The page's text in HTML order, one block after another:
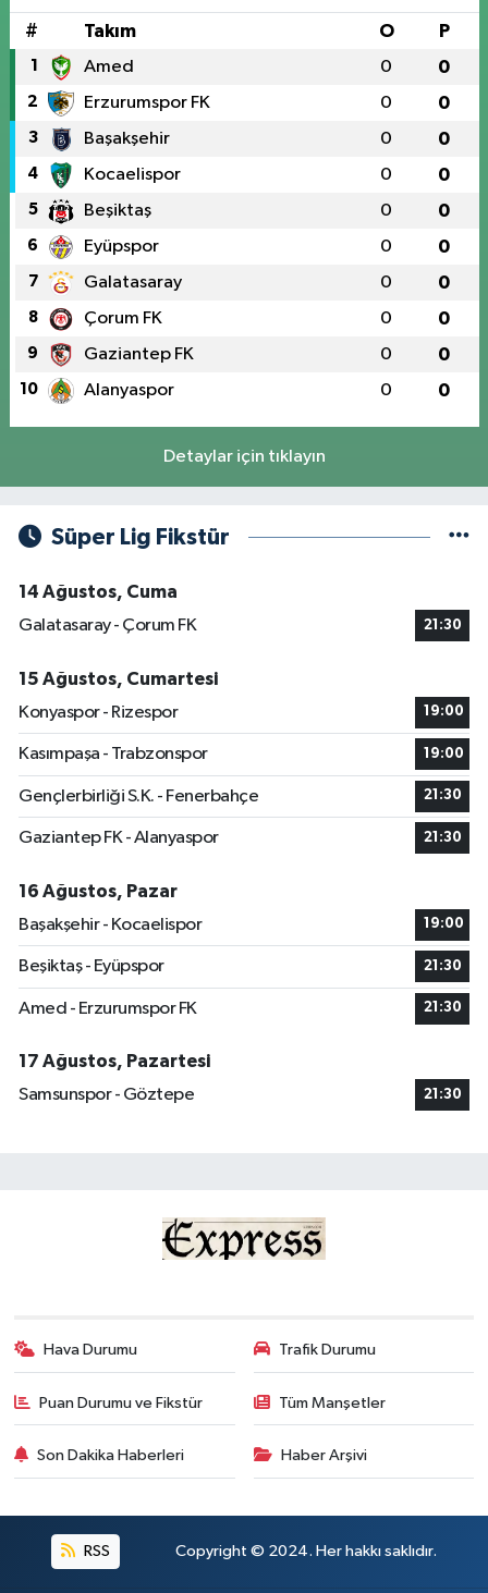
# Takım O P
1 Amed 0 0
2 Erzurumspor FK 0 0
3 Başakşehir 0 0
4 Kocaelispor 0 0
5 Beşiktaş 0 0
6 Eyüpspor 0 0
7 Galatasaray 0 0
8 Çorum FK 0 0
9 Gaziantep FK 0 0
10 Alanyaspor 0 0
Detaylar için tıklayın
Süper Lig Fikstür
14 Ağustos, Cuma
Galatasaray - Çorum FK
21:30
15 Ağustos, Cumartesi
Konyaspor - Rizespor
19:00
Kasımpaşa - Trabzonspor 19:00
Gençlerbirliği S.K. - Fenerbahçe 21:30
Gaziantep FK - Alanyaspor 21:30
16 Ağustos, Pazar
Başakşehir - Kocaelispor
19:00
Beşiktaş - Eyüpspor 21:30
Amed - Erzurumspor FK 21:30
17 Ağustos, Pazartesi
Samsunspor - Göztepe
21:30
Hava Durumu Trafik Durumu
Puan Durumu ve Fikstür Tüm Manşetler
Son Dakika Haberleri Haber Arşivi
RSS Copyright © 2024. Her hakkı saklıdır.